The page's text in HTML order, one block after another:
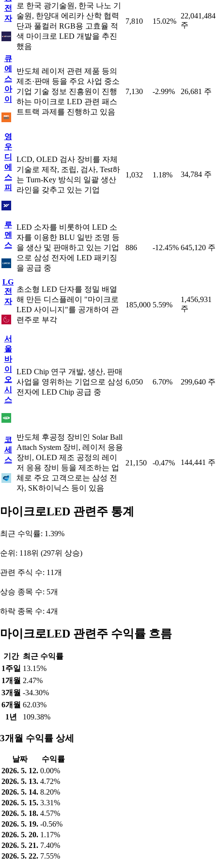
전
자
로 한국 광기술원, 한국 나노 기
술원, 한양대 에리카 산학 협력
단과 풀컬러 RGB용 고효율 적
색 마이크로 LED 개발을 추진
했음
7,810 15.02%
22,041,484
주
큐
에
스
아
이
반도체 레이저 관련 제품 등의
제조·판매 등을 주요 사업 중소
기업 기술 정보 진흥원이 진행
하는 마이크로 LED 관련 패스
트트랙 과제를 진행하고 있음
7,130 -2.99% 26,681 주
영
우
디
에
스
피
LCD, OLED 검사 장비를 자체
기술로 제작, 조립, 검사, Test하
는 Turn-Key 방식의 일괄 생산
라인을 갖추고 있는 기업
1,032 1.18% 34,784 주
루
멘
스
LED 소자를 비롯하여 LED 소
자를 이용한 BLU 일반 조명 등
을 생산 및 판매하고 있는 기업
으로 삼성 전자에 LED 패키징
을 공급 중
886 -12.45% 645,120 주
LG
전
자
초소형 LED 단자를 정밀 배열
해 만든 디스플레이 "마이크로
LED 사이니지"를 공개하여 관
련주로 부각
185,000 5.59%
1,456,931
주
서
울
바
이
오
시
스
LED Chip 연구 개발, 생산, 판매
사업을 영위하는 기업으로 삼성
전자에 LED Chip 공급 중
6,050 6.70% 299,640 주
코
세
스
반도체 후공정 장비인 Solar Ball
Attach System 장비, 레이저 응용
장비, OLED 제조 공정의 레이
저 응용 장비 등을 제조하는 업
체로 주요 고객으로는 삼성 전
자, SK하이닉스 등이 있음
21,150 -0.47% 144,441 주
마이크로LED 관련주 통계
최근 수익률: 1.39%
순위: 118위 (297위 상승)
관련 주식 수: 11개
상승 종목 수: 5개
하락 종목 수: 4개
마이크로LED 관련주 수익률 흐름
기간 최근 수익률
1주일 13.15%
1개월 2.47%
3개월 -34.30%
6개월 62.03%
1년
109.38%
3개월 수익률 상세
날짜
수익률
2026. 5. 12. 0.00%
2026. 5. 13. 4.72%
2026. 5. 14. 8.20%
2026. 5. 15. 3.31%
2026. 5. 18. 4.57%
2026. 5. 19. -0.56%
2026. 5. 20. 1.17%
2026. 5. 21. 7.40%
2026. 5. 22. 7.55%